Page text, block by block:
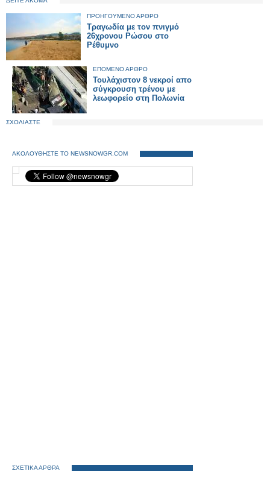
ΠΡΟΗΓΟΥΜΕΝΟ ΑΡΘΡΟ
Τραγωδία με τον πνιγμό
26χρονου Ρώσου στο
Ρέθυμνο
ΕΠΟΜΕΝΟ ΑΡΘΡΟ
Τουλάχιστον 8 νεκροί απο
σύγκρουση τρένου με
λεωφορείο στη Πολωνία
ΣΧΟΛΙΑΣΤΕ
ΑΚΟΛΟΥΘΗΣΤΕ ΤΟ NEWSNOWGR.COM
ΣΧΕΤΙΚΑ ΑΡΘΡΑ